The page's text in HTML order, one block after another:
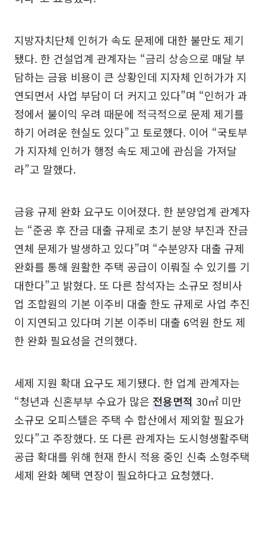
지방자치단체 인허가 속도 문제에 대한 불만도 제기
됐다. 한 건설업계 관계자는 “금리 상승으로 매달 부
담하는 금융 비용이 큰 상황인데 지자체 인허가가 지
연되면서 사업 부담이 더 커지고 있다”며 “인허가 과
정에서 불이익 우려 때문에 적극적으로 문제 제기를
하기 어려운 현실도 있다”고 토로했다. 이어 “국토부
가 지자체 인허가 행정 속도 제고에 관심을 가져달
라”고 말했다.
금융 규제 완화 요구도 이어졌다. 한 분양업계 관계자
는 “준공 후 잔금 대출 규제로 초기 분양 부진과 잔금
연체 문제가 발생하고 있다”며 “수분양자 대출 규제
완화를 통해 원활한 주택 공급이 이뤄질 수 있기를 기
대한다”고 밝혔다. 또 다른 참석자는 소규모 정비사
업 조합원의 기본 이주비 대출 한도 규제로 사업 추진
이 지연되고 있다며 기본 이주비 대출 6억원 한도 제
한 완화 필요성을 건의했다.
세제 지원 확대 요구도 제기됐다. 한 업계 관계자는
“청년과 신혼부부 수요가 많은 전용면적 30㎡ 미만
소규모 오피스텔은 주택 수 합산에서 제외할 필요가
있다”고 주장했다. 또 다른 관계자는 도시형생활주택
공급 확대를 위해 현재 한시 적용 중인 신축 소형주택
세제 완화 혜택 연장이 필요하다고 요청했다.